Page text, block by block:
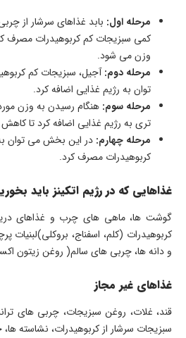
مرحله اول: بابد غذاهای سرشار از
کمی سبزیجات کم کربوهیدرات مصرف
وزن می شود.
مرحله دوم:آجیل، سبزیجات کم
توان به رژیم غذایی اضافه کرد.
مرحله سوم: هنگام رسیدن به وزن
تری به رژیم غذایی اضافه کرد تا
مرحله چهارم: در این بخش می توان به
کربوهیدرات مصرف کرد.
غذاهایی که در رژیم اتکینز باید
گوشت ها، ماهی های چرب و غذاهای
کربوهیدرات (کلم، اسفناج،
و دانه ها، چربی های سالم( روغن زیتون
غذاهای غیر مجاز
قند، غلات، روغن سبزیجات، چربی های
سبزیجات سرشار از کربوهیدرات، نشاسته ها،